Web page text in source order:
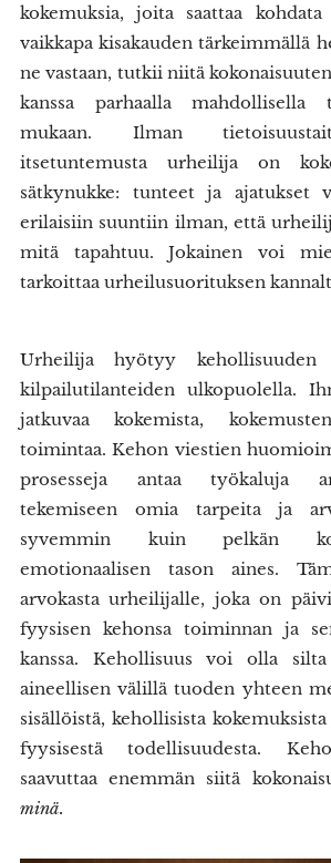
kokemuksia, joita saattaa
vaikkapa kisakauden tärkeimmällä
ne vastaan, tutkii niitä
kanssa parhaalla mahdollisella
mukaan. Ilman
itsetuntemusta urheilija on
sätkynukke: tunteet ja ajatukset
erilaisiin suuntiin ilman, että
mitä tapahtuu. Jokainen voi
tarkoittaa urheilusuorituksen
Urheilija hyötyy kehollisuuden
kilpailutilanteiden ulkopuolella.
jatkuvaa kokemista,
toimintaa. Kehon viestien
prosesseja antaa työkaluja
tekemiseen omia tarpeita ja
syvemmin kuin pelkän
emotionaalisen tason aines.
arvokasta urheilijalle, joka on
fyysisen kehonsa toiminnan ja
kanssa. Kehollisuus voi olla
aineellisen välillä tuoden yhteen
sisällöistä, kehollisista
fyysisestä todellisuudesta.
saavuttaa enemmän siitä
minä.